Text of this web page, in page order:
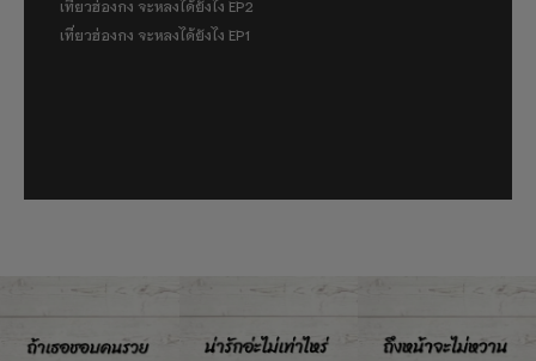
เที่ยวฮ่องกง จะหลงได้ยังไง EP2
เที่ยวฮ่องกง จะหลงได้ยังไง EP1